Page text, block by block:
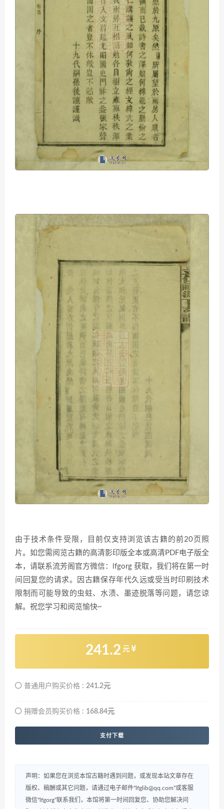
由于技术条件受限，目前仅支持浏览该古籍的前20页照
片。如您需阅览古籍的高清影印版全本或高清PDF电子版全
本，请联系流芳阁官方微信：lfgorg 获取，我们将在第一时
间回复您的请求。因古籍保存年代久远或受当时印刷技术
限制而可能导致的虫蛀、水渍、墨迹脱落等问题，请您谅
解。祝您学习和阅览愉快~
241.2 元
普通用户购买价格 : 241.2元
捐赠会员购买价格 : 168.84元
支付下载
声明：如果您在浏览本馆古籍时遇到问题，或发现本站文章存在
版权、稿酬或其它问题，请通过电子邮件“lfglib@qq.com”或客服
微信“lfgorg”联系我们，本馆将第一时间回复您、协助您解决问